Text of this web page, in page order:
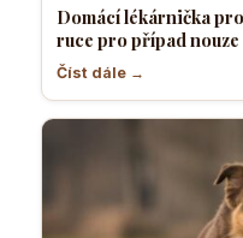
Domácí lékárnička
ruce pro případ nouze
Číst dále →